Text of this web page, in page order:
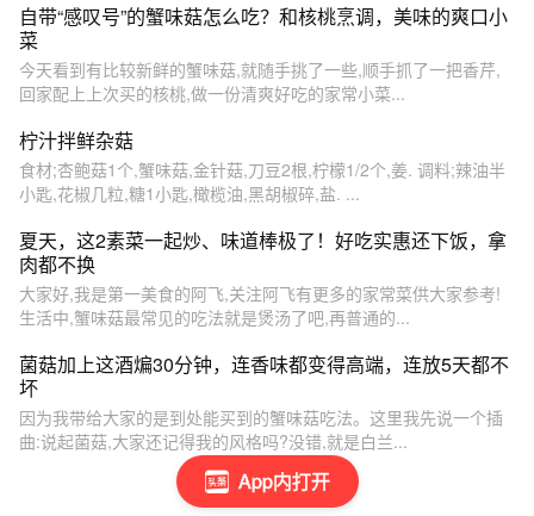
App内打开
自带“感叹号”的蟹味菇怎么吃？和核桃烹调，美味的爽口小
菜
今天看到有比较新鲜的蟹味菇,就随手挑了一些,顺手抓了一把香芹,
回家配上上次买的核桃,做一份清爽好吃的家常小菜...
柠汁拌鲜杂菇
食材;杏鲍菇1个,蟹味菇,金针菇,刀豆2根,柠檬1/2个,姜. 调料;辣油半
小匙,花椒几粒,糖1小匙,橄榄油,黑胡椒碎,盐. ...
夏天，这2素菜一起炒、味道棒极了！好吃实惠还下饭，拿
肉都不换
大家好,我是第一美食的阿飞,关注阿飞有更多的家常菜供大家参考!
生活中,蟹味菇最常见的吃法就是煲汤了吧,再普通的...
菌菇加上这酒煸30分钟，连香味都变得高端，连放5天都不
坏
因为我带给大家的是到处能买到的蟹味菇吃法。这里我先说一个插
曲:说起菌菇,大家还记得我的风格吗?没错,就是白兰...